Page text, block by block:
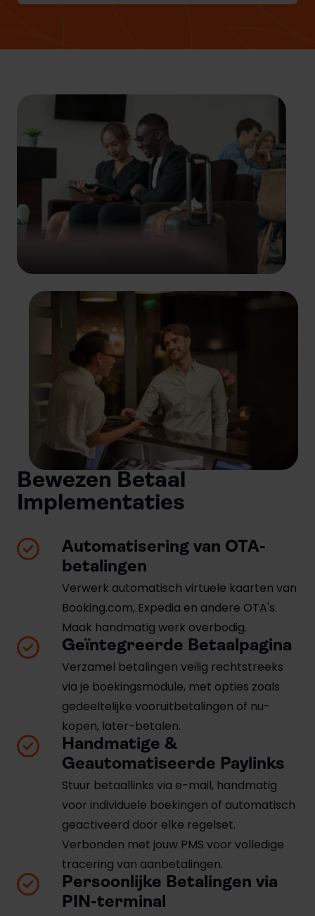
Bewezen Betaal
Implementaties
Automatisering van OTA-
betalingen
Verwerk automatisch virtuele kaarten van
Booking.com, Expedia en andere OTA's.
Maak handmatig werk overbodig.
Geïntegreerde Betaalpagina
Verzamel betalingen veilig rechtstreeks
via je boekingsmodule, met opties zoals
gedeeltelijke vooruitbetalingen of nu-
kopen, later-betalen.
Handmatige &
Geautomatiseerde Paylinks
Stuur betaallinks via e-mail, handmatig
voor individuele boekingen of automatisch
geactiveerd door elke regelset.
Verbonden met jouw PMS voor volledige
tracering van aanbetalingen.
Persoonlijke Betalingen via
PIN-terminal